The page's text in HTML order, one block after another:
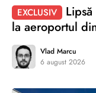
EXCLUSIV
la aeroportul
Vlad Marcu
6 august 2026